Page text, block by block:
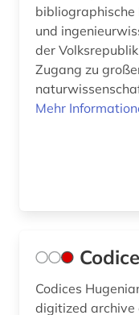
und
der
Zugang zu
Mehr
Codices
digitized archive